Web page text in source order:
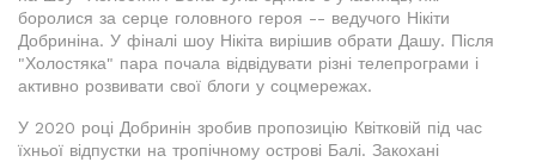
боролися за серце головного героя -- ведучого Нікіти
Добриніна. У фіналі шоу Нікіта вирішив обрати Дашу. Після
"Холостяка" пара почала відвідувати різні телепрограми і
активно розвивати свої блоги у соцмережах.
У 2020 році Добринін зробив пропозицію Квітковій під час
їхньої відпустки на тропічному острові Балі. Закохані